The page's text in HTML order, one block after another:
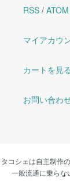
RSS / ATOM
マイアカウ
カートを見る
お問い合わ
タコシェは自主制作
一般流通に乗らな